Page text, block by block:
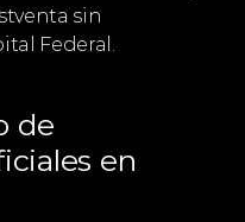
sin
Federal.
de
en